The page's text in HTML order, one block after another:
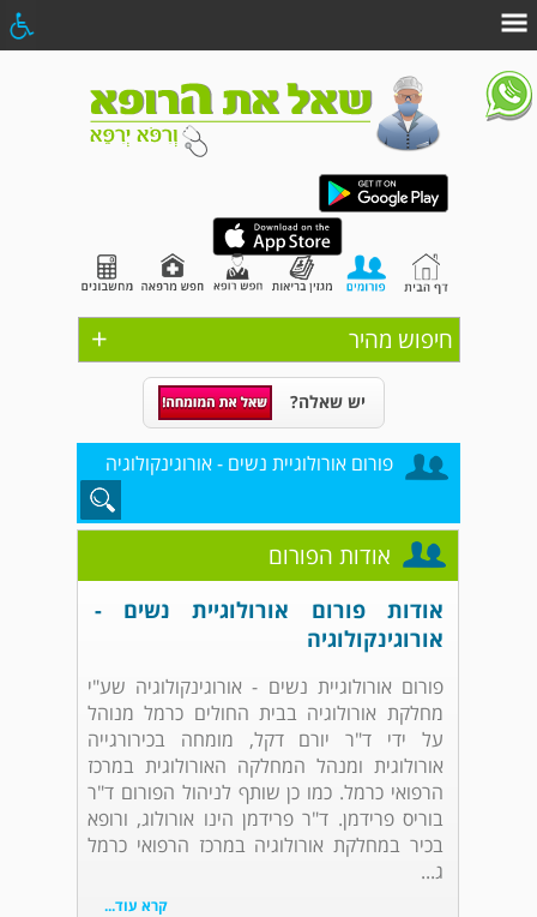
+ חיפוש מהיר
יש שאלה?
פורום אורולוגיית נשים - אורוגינקולוגיה
אודות הפורום
אודות פורום אורולוגיית נשים -
אורוגינקולוגיה
פורום אורולוגיית נשים - אורוגינקולוגיה שע"י
מחלקת אורולוגיה בבית החולים כרמל מנוהל
על ידי ד"ר יורם דקל, מומחה בכירורגייה
אורולוגית ומנהל המחלקה האורולוגית במרכז
הרפואי כרמל. כמו כן שותף לניהול הפורום ד"ר
בוריס פרידמן. ד"ר פרידמן הינו אורולוג, ורופא
בכיר במחלקת אורולוגיה במרכז הרפואי כרמל
ג...
קרא עוד...